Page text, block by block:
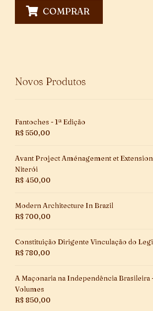
COMPRAR
Novos Produtos
Fantoches - 1ª Edição
R$ 550,00
Avant Project Aménagement et
Niterói
R$ 450,00
Modern Architecture In Brazil
R$ 700,00
Constituição Dirigente Vinculação do
R$ 780,00
A Maçonaria na Independência Brasileira
Volumes
R$ 850,00